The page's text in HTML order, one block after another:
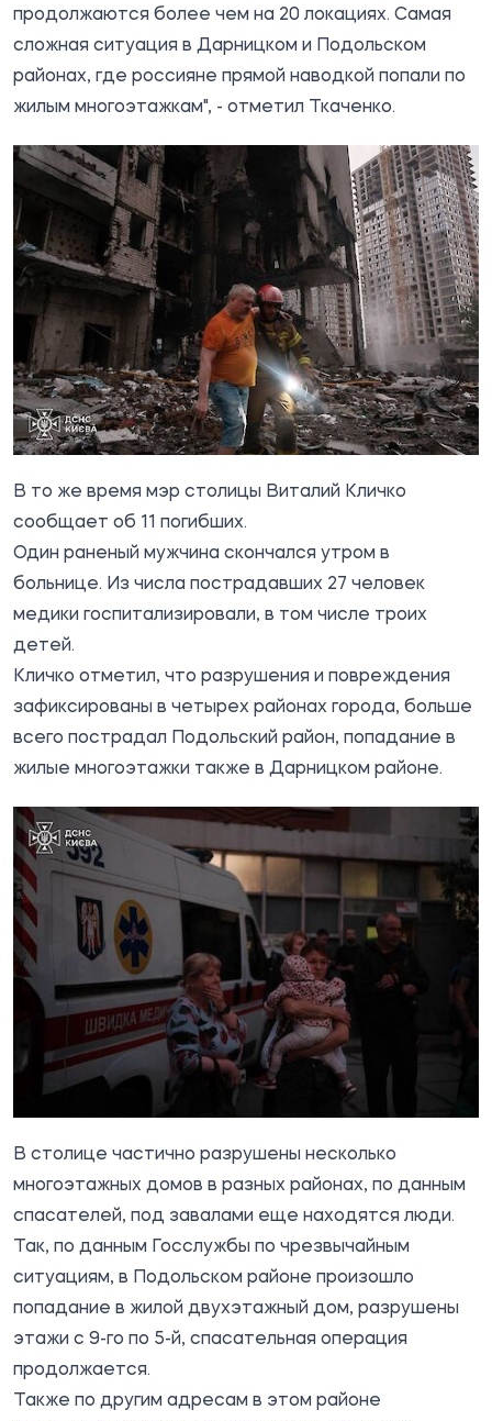
продолжаются более чем на 20 локациях. Самая
сложная ситуация в Дарницком и Подольском
районах, где россияне прямой наводкой попали по
жилым многоэтажкам", - отметил Ткаченко.
В то же время мэр столицы Виталий Кличко
сообщает об 11 погибших.
Один раненый мужчина скончался утром в
больнице. Из числа пострадавших 27 человек
медики госпитализировали, в том числе троих
детей.
Кличко отметил, что разрушения и повреждения
зафиксированы в четырех районах города, больше
всего пострадал Подольский район, попадание в
жилые многоэтажки также в Дарницком районе.
В столице частично разрушены несколько
многоэтажных домов в разных районах, по данным
спасателей, под завалами еще находятся люди.
Так, по данным Госслужбы по чрезвычайным
ситуациям, в Подольском районе произошло
попадание в жилой двухэтажный дом, разрушены
этажи с 9-го по 5-й, спасательная операция
продолжается.
Также по другим адресам в этом районе